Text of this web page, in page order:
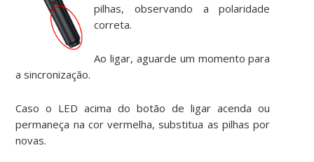
pilhas, observando a polaridade
correta.
Ao ligar, aguarde um momento para
a sincronização.
Caso o LED acima do botão de ligar acenda ou
permaneça na cor vermelha, substitua as pilhas por
novas.